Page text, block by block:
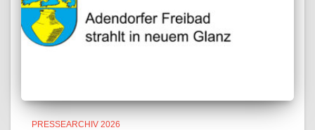
PRESSEARCHIV 2026